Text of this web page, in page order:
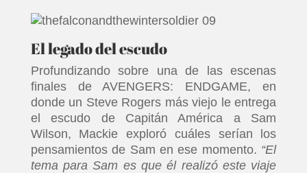
El legado del escudo
Profundizando sobre una de las escenas
finales de AVENGERS: ENDGAME, en
donde un Steve Rogers más viejo le entrega
el escudo de Capitán América a Sam
Wilson, Mackie exploró cuáles serían los
pensamientos de Sam en ese momento. “El
tema para Sam es que él realizó este viaje